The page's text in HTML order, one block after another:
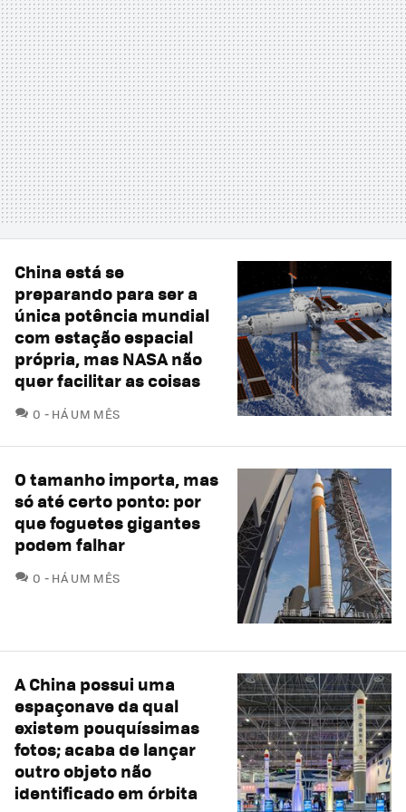
China está se
preparando para ser a
única potência mundial
com estação espacial
própria, mas NASA não
quer facilitar as coisas
0 COMENTÁRIOS
HÁ UM MÊS
O tamanho importa, mas
só até certo ponto: por
que foguetes gigantes
podem falhar
0 COMENTÁRIOS
HÁ UM MÊS
A China possui uma
espaçonave da qual
existem pouquíssimas
fotos; acaba de lançar
outro objeto não
identificado em órbita